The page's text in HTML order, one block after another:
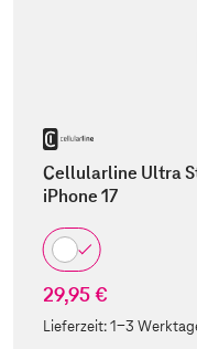
Cellularline Ultra
iPhone 17
29,95 €
Lieferzeit:1-3